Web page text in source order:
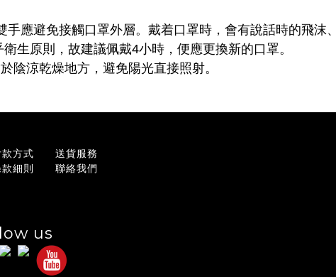
手應避免接觸口罩外層。戴着口罩時，會有說話時的飛沫
生原則，故建議佩戴4小時，便應更換新的口罩。
陰涼乾燥地方，避免陽光直接照射。
方式
送貨服務
細則 聯絡我們
us